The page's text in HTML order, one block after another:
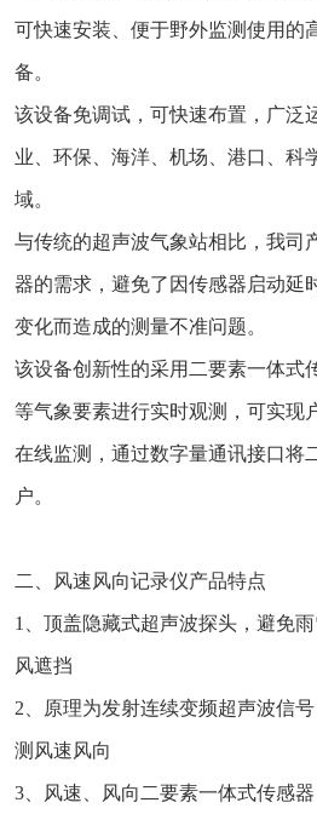
可快速安装、便于野外监测使用的
备。
该设备免调试，可快速布置，广泛
业、环保、海洋、机场、港口、科
域。
与传统的超声波气象站相比，我司
器的需求，避免了因传感器启动延
变化而造成的测量不准问题。
该设备创新性的采用二要素一体式
等气象要素进行实时观测，可实现
在线监测，通过数字量通讯接口将
户。
二、风速风向记录仪产品特点
1、顶盖隐藏式超声波探头，避免
风遮挡
2、原理为发射连续变频超声波信
测风速风向
3、风速、风向二要素一体式传感器